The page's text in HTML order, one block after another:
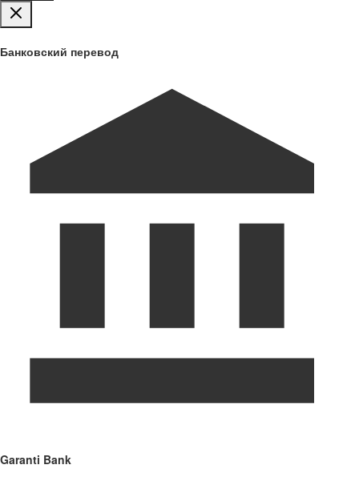
Банковский перевод
Garanti Bank